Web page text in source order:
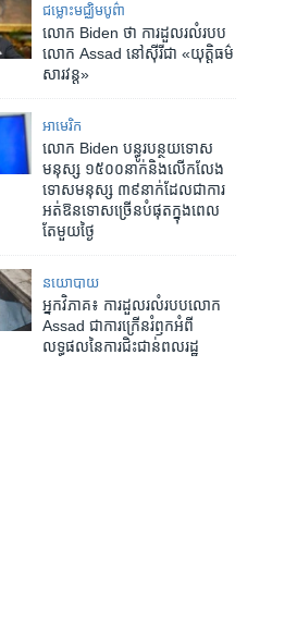
ជម្លោះមជ្ឈិមបូព៌ា
លោក Biden ថា ការ​ដួល​រលំ​របប​
លោក Assad នៅ​ស៊ីរី​ជា «យុត្តិធម៌​
សារវន្ត»
អាមេរិក​
លោក Biden បន្ធូរបន្ថយ​ទោស​​
មនុស្ស ១៥០០​នាក់​និង​លើកលែង​
ទោស​មនុស្ស ៣៩នាក់​ដែល​ជា​​ការ
អត់ឱនទោស​ច្រើន​បំផុត​ក្នុង​ពេល​
តែមួយ​ថ្ងៃ
នយោបាយ
អ្នកវិភាគ៖ ការដួល​រលំ​របប​លោក
Assad ជា​ការក្រើន​រំឭក​អំពី​
លទ្ធផល​នៃ​ការជិះជាន់​ពលរដ្ឋ